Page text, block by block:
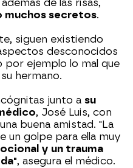
de las risas,
muchos secretos.
siguen existiendo
desconocidos
por ejemplo lo mal que
hermano.
junto a su
, José Luis, con
buena amistad. "La
un golpe para ella muy
y un trauma
, asegura el médico.